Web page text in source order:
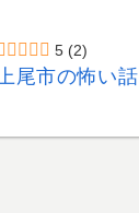
5 (2)
上尾市の怖い話